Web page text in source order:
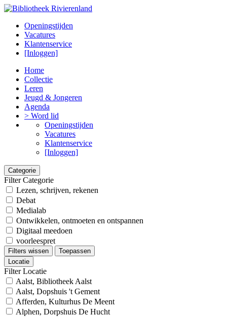
Openingstijden
Vacatures
Klantenservice
[Inloggen]
Home
Collectie
Leren
Jeugd & Jongeren
Agenda
> Word lid
Openingstijden
Vacatures
Klantenservice
[Inloggen]
Categorie
Filter Categorie
Lezen, schrijven, rekenen
Debat
Medialab
Ontwikkelen, ontmoeten en ontspannen
Digitaal meedoen
voorleespret
Filters wissen
Toepassen
Locatie
Filter Locatie
Aalst, Bibliotheek Aalst
Aalst, Dopshuis 't Gement
Afferden, Kulturhus De Meent
Alphen, Dorpshuis De Hucht